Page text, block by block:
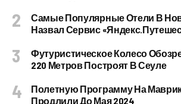
Самые Популярные Отели В
Назвал Сервис
Футуристическое Колесо
220 Метров Построят В Сеуле
Полетную Программу На
Продлили До Мая 2024